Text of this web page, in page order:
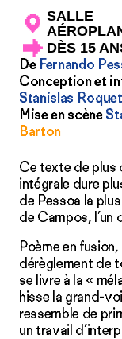
SALLE
DÈS 15
De Fernando
Conception et
Stanislas
Mise en scène
Barton
Ce texte de plus
intégrale dure
de Pessoa la
de Campos, l’un
Poème en
dérèglement de
se livre à la «
hisse la grand-
ressemble de
un travail